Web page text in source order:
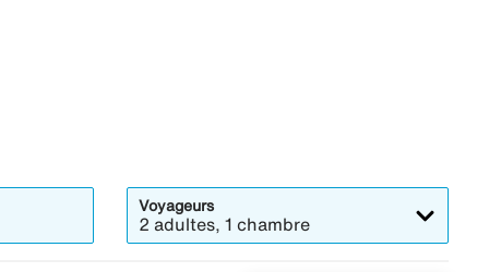
Voyageurs
2 adultes, 1 chambre